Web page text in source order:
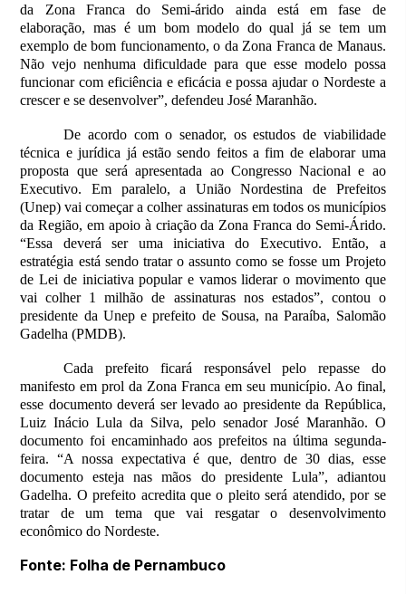
da Zona Franca do Semi-árido ainda está em fase de
elaboração, mas é um bom modelo do qual já se tem um
exemplo de bom funcionamento, o da Zona Franca de Manaus.
Não vejo nenhuma dificuldade para que esse modelo possa
funcionar com eficiência e eficácia e possa ajudar o Nordeste a
crescer e se desenvolver”, defendeu José Maranhão.
De acordo com o senador, os estudos de viabilidade
técnica e jurídica já estão sendo feitos a fim de elaborar uma
proposta que será apresentada ao Congresso Nacional e ao
Executivo. Em paralelo, a União Nordestina de Prefeitos
(Unep) vai começar a colher assinaturas em todos os municípios
da Região, em apoio à criação da Zona Franca do Semi-Árido.
“Essa deverá ser uma iniciativa do Executivo. Então, a
estratégia está sendo tratar o assunto como se fosse um Projeto
de Lei de iniciativa popular e vamos liderar o movimento que
vai colher 1 milhão de assinaturas nos estados”, contou o
presidente da Unep e prefeito de Sousa, na Paraíba, Salomão
Gadelha (PMDB).
Cada prefeito ficará responsável pelo repasse do
manifesto em prol da Zona Franca em seu município. Ao final,
esse documento deverá ser levado ao presidente da República,
Luiz Inácio Lula da Silva, pelo senador José Maranhão. O
documento foi encaminhado aos prefeitos na última segunda-
feira. “A nossa expectativa é que, dentro de 30 dias, esse
documento esteja nas mãos do presidente Lula”, adiantou
Gadelha. O prefeito acredita que o pleito será atendido, por se
tratar de um tema que vai resgatar o desenvolvimento
econômico do Nordeste.
Fonte: Folha de Pernambuco